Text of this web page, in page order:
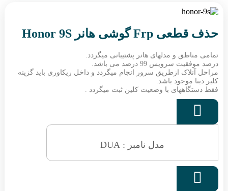
حذف قطعی Frp گوشی هانر Honor 9S
تمامی مناطق و مدلهای هانر پشتیبانی میگردد.
درصد موفقیت سرویس 99 درصد می باشد.
مراحل آنلاک ازطریق سرور انجام میگردد و داخل ریکاوری باید گزینه
کلیر دیتا موجود باشد.
فقط دستگاههای با وضعیت کلین ثبت میگردد .

مدل نامبر : DUA
